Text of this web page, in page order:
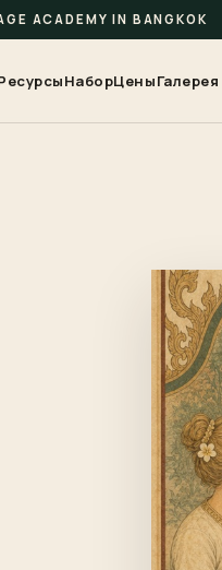
ACADEMY IN BANGKOK
НаборЦеныГалерея